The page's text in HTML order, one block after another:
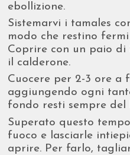
ebollizione.
Sistemarvi i tamales
modo che restino
Coprire con un paio
il calderone.
Cuocere per 2-3 ore a
aggiungendo ogni
fondo resti sempre del
Superato questo
fuoco e lasciarle
aprire. Per farlo,